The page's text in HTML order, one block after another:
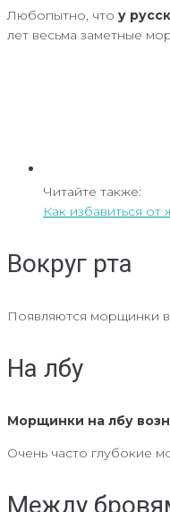
Любопытно, что у
лет весьма заметные
Читайте также:
Как избавиться от
Вокруг рта
Появляются морщинки
На лбу
Морщинки на лбу
Очень часто глубокие
Между